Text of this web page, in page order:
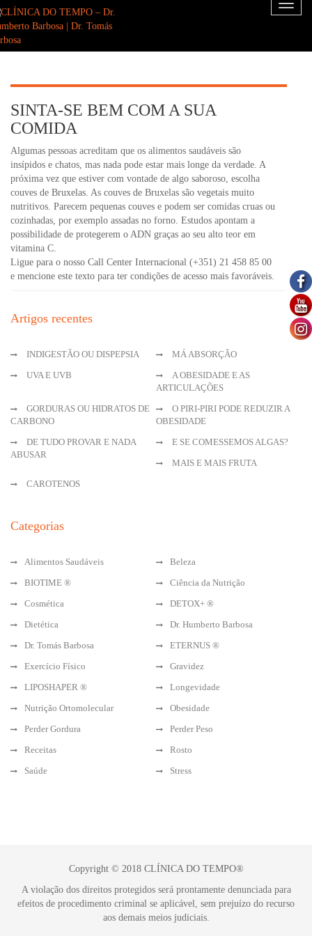
Toggle
SINTA-SE BEM COM A SUA
COMIDA
Algumas pessoas acreditam que os alimentos saudáveis são
insípidos e chatos, mas nada pode estar mais longe da verdade. A
próxima vez que estiver com vontade de algo saboroso, escolha
couves de Bruxelas. As couves de Bruxelas são vegetais muito
nutritivos. Parecem pequenas couves e podem ser comidas cruas ou
cozinhadas, por exemplo assadas no forno. Estudos apontam a
possibilidade de protegerem o ADN graças ao seu alto teor em
vitamina C.
Ligue para o nosso Call Center Internacional (+351) 21 458 85 00
e mencione este texto para ter condições de acesso mais favoráveis.
Artigos recentes
INDIGESTÃO OU DISPEPSIA
MÁ ABSORÇÃO
UVA E UVB
A OBESIDADE E AS
ARTICULAÇÕES
GORDURAS OU HIDRATOS DE
CARBONO
O PIRI-PIRI PODE REDUZIR A
OBESIDADE
DE TUDO PROVAR E NADA
ABUSAR
E SE COMESSEMOS ALGAS?
MAIS E MAIS FRUTA
CAROTENOS
Categorias
Alimentos Saudáveis
Beleza
BIOTIME ®
Ciência da Nutrição
Cosmética
DETOX+ ®
Dietética
Dr. Humberto Barbosa
Dr. Tomás Barbosa
ETERNUS ®
Exercício Físico
Gravidez
LIPOSHAPER ®
Longevidade
Nutrição Ortomolecular
Obesidade
Perder Gordura
Perder Peso
Receitas
Rosto
Saúde
Stress
Copyright © 2018 CLÍNICA DO TEMPO®
A violação dos direitos protegidos será prontamente denunciada para
efeitos de procedimento criminal se aplicável, sem prejuízo do recurso
aos demais meios judiciais.